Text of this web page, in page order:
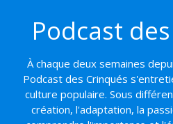
contenu
Podcast
À chaque deux semaines
Podcast des Crinqués
culture populaire. Sous
création, l'adaptation, la